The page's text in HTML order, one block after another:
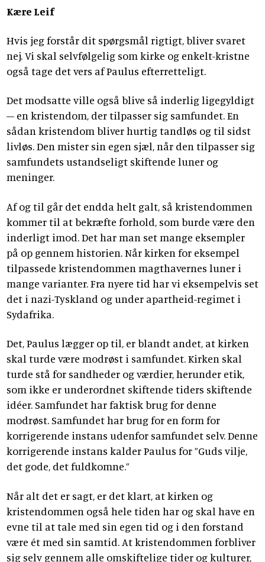
Kære Leif
Hvis jeg forstår dit spørgsmål rigtigt, bliver svaret
nej. Vi skal selvfølgelig som kirke og enkelt-kristne
også tage det vers af Paulus efterretteligt.
Det modsatte ville også blive så inderlig ligegyldigt
– en kristendom, der tilpasser sig samfundet. En
sådan kristendom bliver hurtig tandløs og til sidst
livløs. Den mister sin egen sjæl, når den tilpasser sig
samfundets ustandseligt skiftende luner og
meninger.
Af og til går det endda helt galt, så kristendommen
kommer til at bekræfte forhold, som burde være den
inderligt imod. Det har man set mange eksempler
på op gennem historien. Når kirken for eksempel
tilpassede kristendommen magthavernes luner i
mange varianter. Fra nyere tid har vi eksempelvis set
det i nazi-Tyskland og under apartheid-regimet i
Sydafrika.
Det, Paulus lægger op til, er blandt andet, at kirken
skal turde være modrøst i samfundet. Kirken skal
turde stå for sandheder og værdier, herunder etik,
som ikke er underordnet skiftende tiders skiftende
idéer. Samfundet har faktisk brug for denne
modrøst. Samfundet har brug for en form for
korrigerende instans udenfor samfundet selv. Denne
korrigerende instans kalder Paulus for ”Guds vilje,
det gode, det fuldkomne.”
Når alt det er sagt, er det klart, at kirken og
kristendommen også hele tiden har og skal have en
evne til at tale med sin egen tid og i den forstand
være ét med sin samtid. At kristendommen forbliver
sig selv gennem alle omskiftelige tider og kulturer,